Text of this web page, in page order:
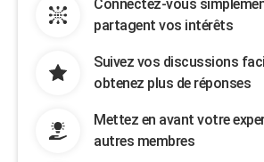
Connectez-vous
partagent vos intérêts
Suivez vos discussions
obtenez plus de réponses
Mettez en avant votre
autres membres